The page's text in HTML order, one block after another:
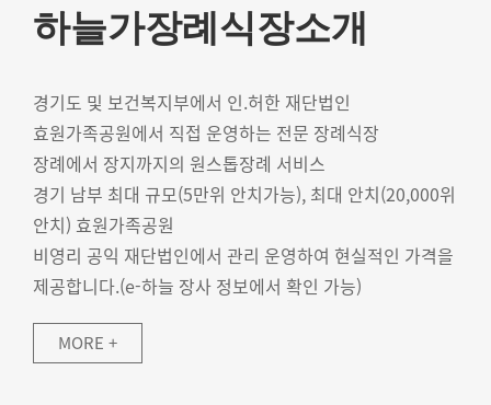
MORE +
하늘가장례식장소개
경기도 및 보건복지부에서 인.허한 재단법인
효원가족공원에서 직접 운영하는 전문 장례식장
장례에서 장지까지의 원스톱장례 서비스
경기 남부 최대 규모(5만위 안치가능), 최대 안치(20,000위
안치) 효원가족공원
비영리 공익 재단법인에서 관리 운영하여 현실적인 가격을
제공합니다.(e-하늘 장사 정보에서 확인 가능)
MORE +